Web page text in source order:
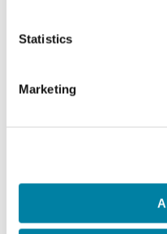
Statistics
Marketing
Guala
"Best